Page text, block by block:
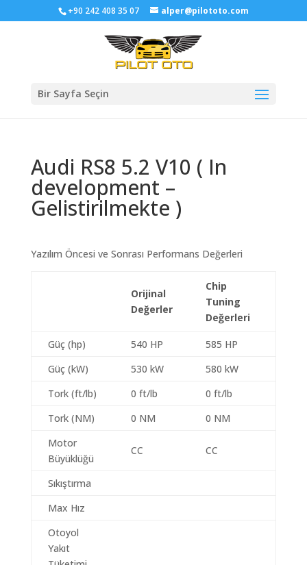
+90 242 408 35 07 alper@pilototo.com
Bir Sayfa Seçin
Audi RS8 5.2 V10 ( In
development –
Gelistirilmekte )
Yazılım Öncesi ve Sonrası Performans Değerleri
Orijinal
Değerler
Chip
Tuning
Değerleri
Güç (hp) 540 HP
585 HP
Güç (kW)
530 kW
580 kW
Tork (ft/lb)
0 ft/lb
0 ft/lb
Tork (NM)
0 NM
0 NM
Motor
Büyüklüğü
CC CC
Sıkıştırma
Max Hız
Otoyol
Yakıt